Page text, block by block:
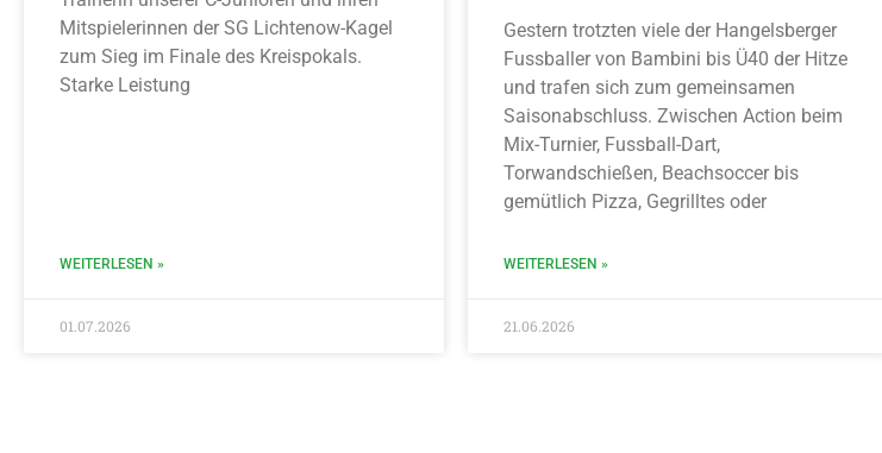
Mitspielerinnen der SG Lichtenow-Kagel
zum Sieg im Finale des Kreispokals.
Starke Leistung
WEITERLESEN »
01.07.2026
Gestern trotzten viele der Hangelsberger
Fussballer von Bambini bis Ü40 der Hitze
und trafen sich zum gemeinsamen
Saisonabschluss. Zwischen Action beim
Mix-Turnier, Fussball-Dart,
Torwandschießen, Beachsoccer bis
gemütlich Pizza, Gegrilltes oder
WEITERLESEN »
21.06.2026